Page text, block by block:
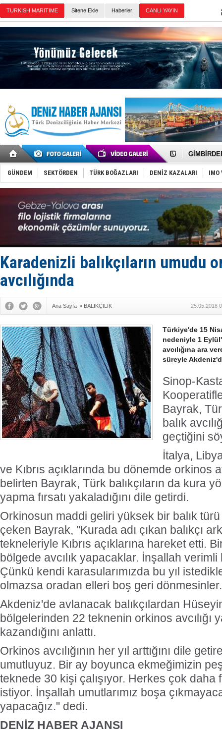
Sitene Ekle Haberler
FESCO,
35 milyon
İnsansız
Yüzyıl
Anadolu
Derince,
Tüpraş,
İTU AUV,
LNG
PROYAD,
Türkiye-
Deniz
GÜNDEM SEKTÖRDEN TÜRK BOĞAZLARI DENİZ KAZALARI IMO
Karadenizli balıkçıların umudu
avcılığında
Ana Sayfa » BALIKÇILIK 25.05.2018
Türkiye'de 15
nedeniyle 1
avcılığına ara
süreyle
Sinop-
Bayrak,
balık
geçtiğini
İtalya,
ve Kıbrıs açıklarında bu dönemde orkinos
belirten Bayrak, Türk balıkçıların da kura
yapma fırsatı yakaladığını dile getirdi.
Orkinosun maddi geliri yüksek bir balık
çeken Bayrak, "Kurada adı çıkan balıkçı
tekneleriyle Kıbrıs açıklarına hareket etti.
bölgede avcılık yapacaklar. İnşallah
Çünkü kendi karasularımızda bu yıl
olmazsa oradan elleri boş geri
Akdeniz'de avlanacak balıkçılardan
bölgelerinden 22 teknenin orkinos avcılığı
kazandığını anlattı.
Orkinos avcılığının her yıl arttığını dile
umutluyuz. Bir ay boyunca ekmeğimizin
teknede 30 kişi çalışıyor. Herkes çok
istiyor. İnşallah umutlarımız boşa
yapacağız." dedi.
DENİZ HABER AJANSI